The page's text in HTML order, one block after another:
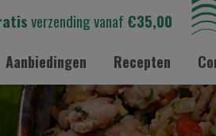
verzending vanaf €35,00
Aanbiedingen Recepten